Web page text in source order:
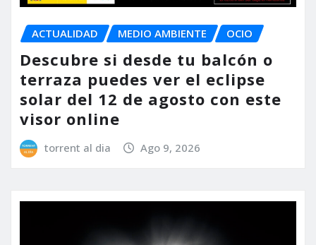
ACTUALIDAD MEDIO AMBIENTE OCIO
Descubre si desde tu balcón o
terraza puedes ver el eclipse
solar del 12 de agosto con este
visor online
torrent al dia Ago 9, 2026